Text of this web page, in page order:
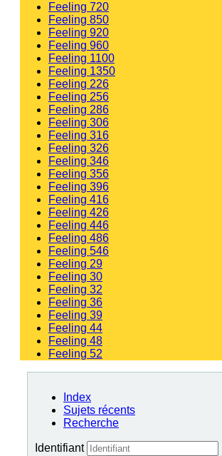
Feeling 720
Feeling 850
Feeling 920
Feeling 960
Feeling 1100
Feeling 1350
Feeling 226
Feeling 256
Feeling 286
Feeling 306
Feeling 316
Feeling 326
Feeling 346
Feeling 356
Feeling 396
Feeling 416
Feeling 426
Feeling 446
Feeling 486
Feeling 546
Feeling 29
Feeling 30
Feeling 32
Feeling 36
Feeling 39
Feeling 44
Feeling 48
Feeling 52
Index
Sujets récents
Recherche
Identifiant